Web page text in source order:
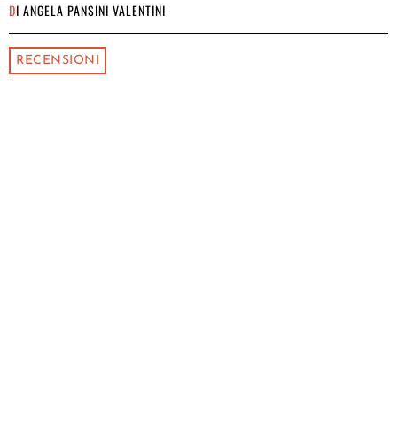
DI ANGELA PANSINI VALENTINI
RECENSIONI